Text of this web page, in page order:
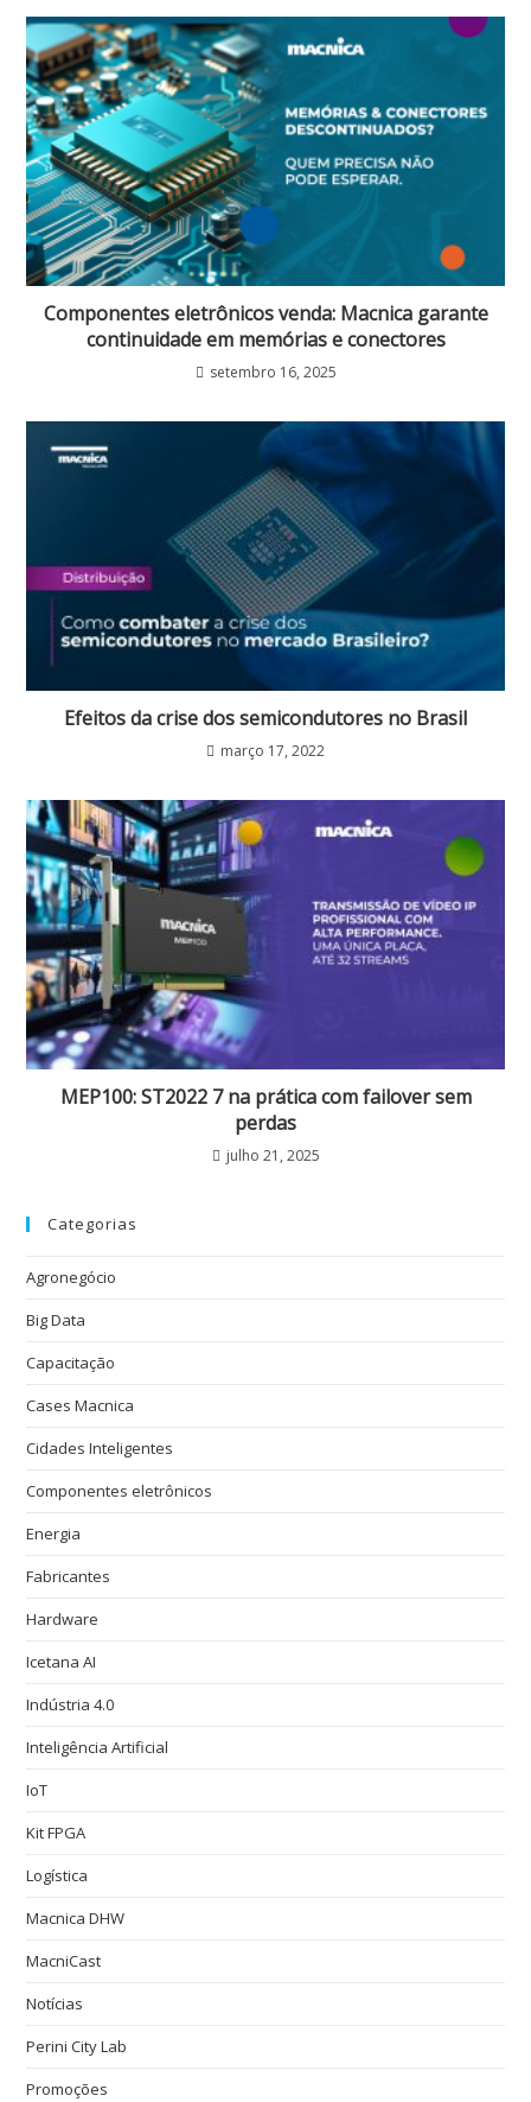
Componentes eletrônicos venda: Macnica garante
continuidade em memórias e conectores
setembro 16, 2025
Efeitos da crise dos semicondutores no Brasil
março 17, 2022
MEP100: ST2022 7 na prática com failover sem
perdas
julho 21, 2025
Categorias
Agronegócio
Big Data
Capacitação
Cases Macnica
Cidades Inteligentes
Componentes eletrônicos
Energia
Fabricantes
Hardware
Icetana AI
Indústria 4.0
Inteligência Artificial
IoT
Kit FPGA
Logística
Macnica DHW
MacniCast
Notícias
Perini City Lab
Promoções